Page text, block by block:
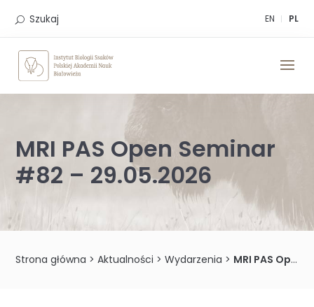
EN PL
Szukaj
MRI PAS Open Seminar
#82 – 29.05.2026
Strona główna >Aktualności >Wydarzenia > MRI PAS Open Seminar #82 – 29.05.2026